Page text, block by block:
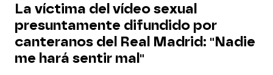
La víctima del vídeo sexual
presuntamente difundido por
canteranos del Real Madrid: "Nadie
me hará sentir mal"